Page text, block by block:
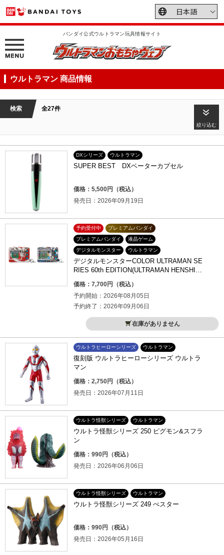
バンダイ公式ウルトラマン玩具情報サイト
ウルトラマン 商品情報
検索 全27件
絞り込む
DXシリーズ ウルトラマン
SUPER BEST DXベーターカプセル
価格：5,500円（税込）
発売日：2026年09月19日
予約受付中
プレミアムバンダイ
プレミアムバンダイ
液晶ゲーム
デジタルモンスター
ウルトラマン
デジタルモンスターCOLOR ULTRAMAN SE
RIES 60th EDITION(ULTRAMAN HENSHIN
COLOR／GRAFFITI ULTRAHEROES COLO
R)
価格：7,700円（税込）
予約開始：2026年08月05日
予約終了：2026年09月06日
在庫がありません
ウルトラヒーローシリーズ ウルトラマン
復刻版 ウルトラヒーローシリーズ ウルトラ
マン
価格：2,750円（税込）
発売日：2026年07月11日
ウルトラ怪獣シリーズ ウルトラマン
ウルトラ怪獣シリーズ 250 ピグモン&スフラ
ン
価格：990円（税込）
発売日：2026年06月06日
ウルトラ怪獣シリーズ ウルトラマン
ウルトラ怪獣シリーズ 249 ぺスター
価格：990円（税込）
発売日：2026年05月16日